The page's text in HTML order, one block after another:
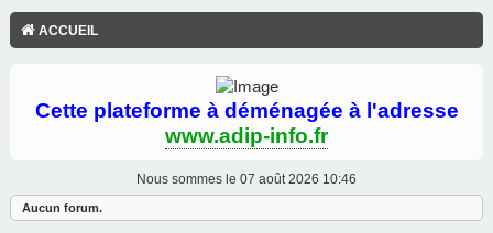
ACCUEIL
Cette plateforme à déménagée à l'adresse
www.adip-info.fr
Nous sommes le 07 août 2026 10:46
Aucun forum.